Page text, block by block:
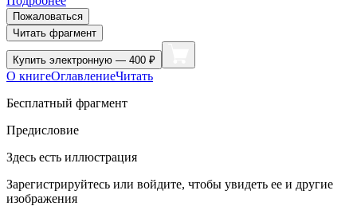
Пожаловаться
Читать фрагмент
Купить электронную — 400 ₽
О книгеОглавлениеЧитать
Бесплатный фрагмент
Предисловие
Здесь есть иллюстрация
Зарегистрируйтесь или войдите, чтобы увидеть ее и другие
изображения